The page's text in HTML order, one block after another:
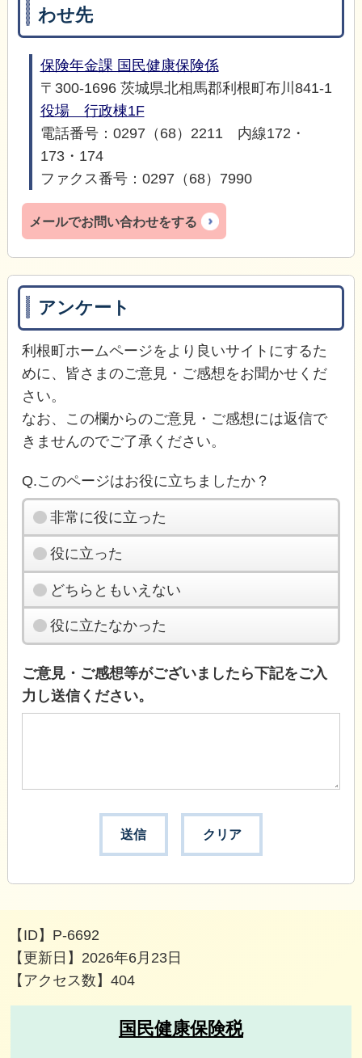
わせ先
保険年金課 国民健康保険係
〒300-1696 茨城県北相馬郡利根町布川841-1
役場 行政棟1F
電話番号：0297（68）2211 内線172・
173・174
ファクス番号：0297（68）7990
メールでお問い合わせをする
アンケート
利根町ホームページをより良いサイトにするた
めに、皆さまのご意見・ご感想をお聞かせくだ
さい。
なお、この欄からのご意見・ご感想には返信で
きませんのでご了承ください。
Q.このページはお役に立ちましたか？
非常に役に立った
役に立った
どちらともいえない
役に立たなかった
ご意見・ご感想等がございましたら下記をご入
力し送信ください。
【ID】 P-6692
【更新日】 2026年6月23日
【アクセス数】404
国民健康保険税